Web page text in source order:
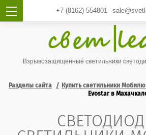
+7 (8162)554801
Взрывозащищённые светильники
Разделы сайта Купить светильники
Evostar в